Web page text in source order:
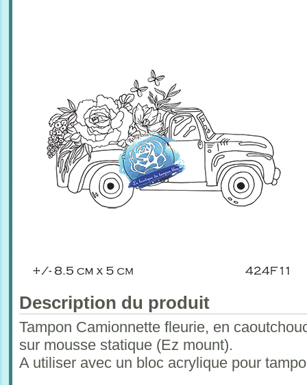
Description du produit
Tampon Camionnette fleurie, en
sur mousse statique (Ez mount).
A utiliser avec un bloc acrylique pour